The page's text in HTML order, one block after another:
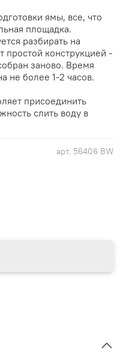
арт. 56406 BW
ямы, все, что
площадка.
разбирать на
простой конструкцией -
заново. Время
не более 1-2 часов.
присоединить
слить воду в